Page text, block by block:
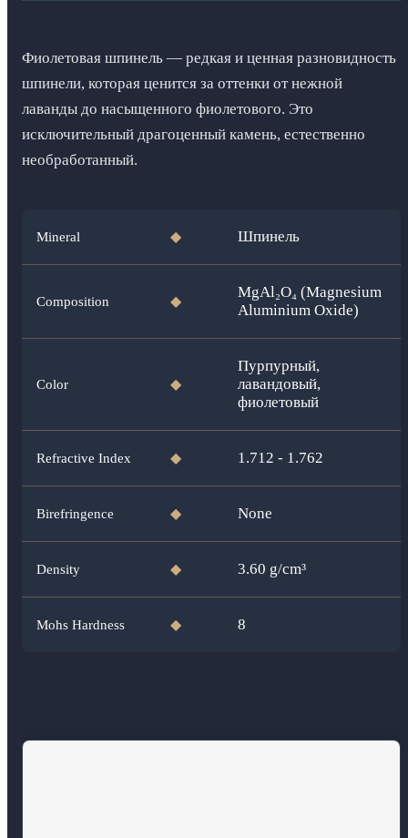
Фиолетовая шпинель — редкая и ценная разновидность
шпинели, которая ценится за оттенки от нежной
лаванды до насыщенного фиолетового. Это
исключительный драгоценный камень, естественно
необработанный.
Mineral ◆ Шпинель
Composition ◆
MgAl₂O₄ (Magnesium
Aluminium Oxide)
Color ◆
Пурпурный,
лавандовый,
фиолетовый
Refractive Index ◆ 1.712 - 1.762
Birefringence ◆ None
Density ◆ 3.60 g/cm³
Mohs Hardness ◆ 8